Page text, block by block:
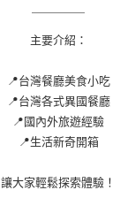
主要介紹：
📍台灣餐廳美食小吃
📍台灣各式異國餐廳
📍國內外旅遊經驗
📍生活新奇開箱
讓大家輕鬆探索體驗！